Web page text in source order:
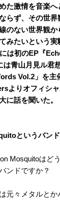
た激情を音楽
らず、その世
のない世界観
みたいという
は初のEP『
は青山月見ル君
Vol.2」を主
よりオフィシ
に話を聞いた。
というバン
Mosquitoはど
ンドですか？
々メタルとか